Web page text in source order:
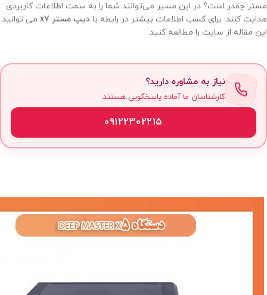
مستر چقدر است؟ در این مسیر می‌توانند شما را به سمت اطلاعات کاربردی
هدایت کنند. برای کسب اطلاعات بیشتر در رابطه با دیپ مستر x7
می توانید
این مقاله از سایت را مطالعه کنید.
نیاز به مشاوره دارید؟
کارشناسان ما آماده پاسخگویی هستند.
09122302215